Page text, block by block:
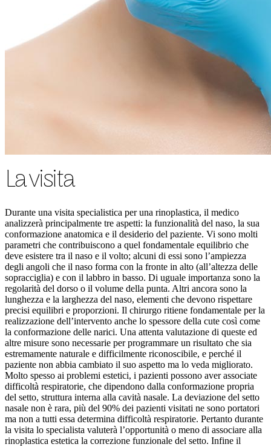
La visita
Durante una visita specialistica per una rinoplastica, il medico
analizzerà principalmente tre aspetti: la funzionalità del naso, la sua
conformazione anatomica e il desiderio del paziente. Vi sono molti
parametri che contribuiscono a quel fondamentale equilibrio che
deve esistere tra il naso e il volto; alcuni di essi sono l’ampiezza
degli angoli che il naso forma con la fronte in alto (all’altezza delle
sopracciglia) e con il labbro in basso. Di uguale importanza sono la
regolarità del dorso o il volume della punta. Altri ancora sono la
lunghezza e la larghezza del naso, elementi che devono rispettare
precisi equilibri e proporzioni. Il chirurgo ritiene fondamentale per la
realizzazione dell’intervento anche lo spessore della cute così come
la conformazione delle narici. Una attenta valutazione di queste ed
altre misure sono necessarie per programmare un risultato che sia
estremamente naturale e difficilmente riconoscibile, e perché il
paziente non abbia cambiato il suo aspetto ma lo veda migliorato.
Molto spesso ai problemi estetici, i pazienti possono aver associate
difficoltà respiratorie, che dipendono dalla conformazione propria
del setto, struttura interna alla cavità nasale. La deviazione del setto
nasale non è rara, più del 90% dei pazienti visitati ne sono portatori
ma non a tutti essa determina difficoltà respiratorie. Pertanto durante
la visita lo specialista valuterà l’opportunità o meno di associare alla
rinoplastica estetica la correzione funzionale del setto. Infine il